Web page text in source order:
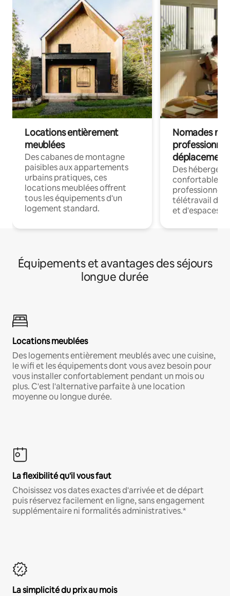
Locations entièrement
meublées
Des cabanes de montagne
paisibles aux appartements
urbains pratiques, ces
locations meublées offrent
tous les équipements d'un
logement standard.
Nomades
déplacement
Des
confortables
professionnels
télétravail
et d'espaces
Équipements et avantages des séjours
longue durée
Locations meublées
Des logements entièrement meublés avec une cuisine,
le wifi et les équipements dont vous avez besoin pour
vous installer confortablement pendant un mois ou
plus. C'est l'alternative parfaite à une location
moyenne ou longue durée.
La flexibilité qu'il vous faut
Choisissez vos dates exactes d'arrivée et de départ
puis réservez facilement en ligne, sans engagement
supplémentaire ni formalités administratives.*
La simplicité du prix au mois